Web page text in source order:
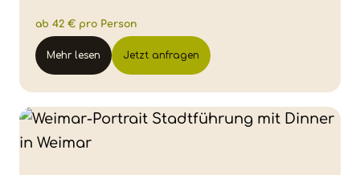
ab 42 € pro Person
Mehr lesen Jetzt anfragen